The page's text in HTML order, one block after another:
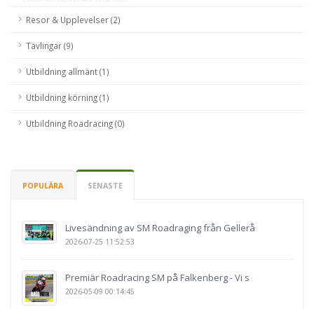
Resor & Upplevelser (2)
Tävlingar (9)
Utbildning allmänt (1)
Utbildning körning (1)
Utbildning Roadracing (0)
POPULÄRA SENASTE
Livesändning av SM Roadraging från Gellerå
2026-07-25 11:52:53
Premiär Roadracing SM på Falkenberg - Vi s
2026-05-09 00:14:45